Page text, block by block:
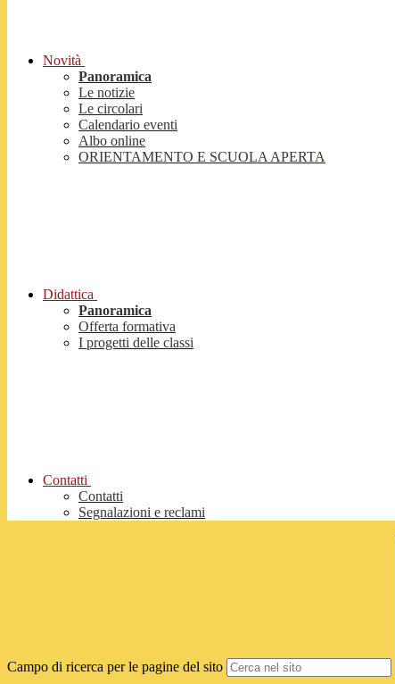
Novità
Panoramica
Le notizie
Le circolari
Calendario eventi
Albo online
ORIENTAMENTO E SCUOLA APERTA
Didattica
Panoramica
Offerta formativa
I progetti delle classi
Contatti
Contatti
Segnalazioni e reclami
Campo di ricerca per le pagine del sito